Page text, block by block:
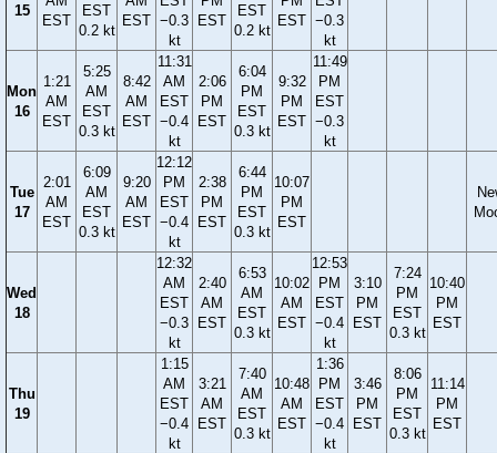
15
EST
EST
0.2 kt
EST −0.3
kt
EST
EST
0.2 kt
EST −0.3
kt
Mon
16
1:21
AM
EST
5:25
AM
EST
0.3 kt
8:42
AM
EST
11:31
AM
EST
−0.4
kt
2:06
PM
EST
6:04
PM
EST
0.3 kt
9:32
PM
EST
11:49
PM
EST
−0.3
kt
Tue
17
2:01
AM
EST
6:09
AM
EST
0.3 kt
9:20
AM
EST
12:12
PM
EST
−0.4
kt
2:38
PM
EST
6:44
PM
EST
0.3 kt
10:07
PM
EST
Wed
18
12:32
AM
EST
−0.3
kt
2:40
AM
EST
6:53
AM
EST
0.3 kt
10:02
AM
EST
12:53
PM
EST
−0.4
kt
3:10
PM
EST
7:24
PM
EST
0.3 kt
10:40
PM
EST
Thu
19
1:15
AM
EST
−0.4
kt
3:21
AM
EST
7:40
AM
EST
0.3 kt
10:48
AM
EST
1:36
PM
EST
−0.4
kt
3:46
PM
EST
8:06
PM
EST
0.3 kt
11:14
PM
EST